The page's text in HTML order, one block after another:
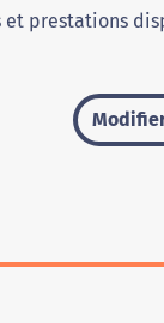
prestations